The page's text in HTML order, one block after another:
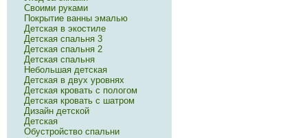
Своими руками
Покрытие ванны эмалью
Детская в экостиле
Детская спальня 3
Детская спальня 2
Детская спальня
Небольшая детская
Детская в двух уровнях
Детская кровать с пологом
Детская кровать с шатром
Дизайн детской
Детская
Обустройство спальни